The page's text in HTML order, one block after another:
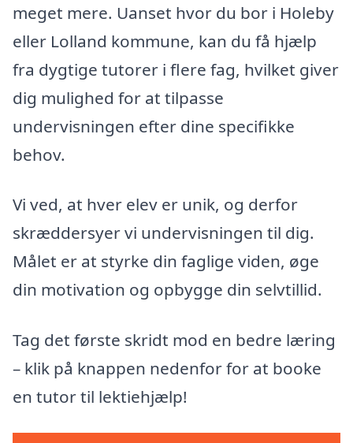
meget mere. Uanset hvor du bor i Holeby
eller Lolland kommune, kan du få hjælp
fra dygtige tutorer i flere fag, hvilket giver
dig mulighed for at tilpasse
undervisningen efter dine specifikke
behov.
Vi ved, at hver elev er unik, og derfor
skræddersyer vi undervisningen til dig.
Målet er at styrke din faglige viden, øge
din motivation og opbygge din selvtillid.
Tag det første skridt mod en bedre læring
– klik på knappen nedenfor for at booke
en tutor til lektiehjælp!